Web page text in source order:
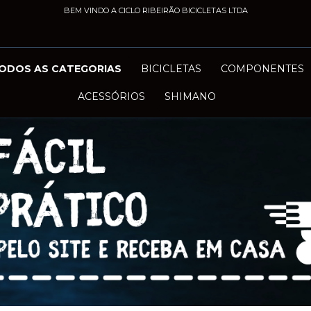
BEM VINDO A CICLO RIBEIRÃO BICICLETAS LTDA
AS CATEGORIAS BICICLETAS COMPONENTES
ACESSÓRIOS SHIMANO